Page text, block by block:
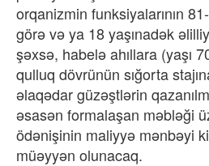
orqanizmin funksiyalarının
görə və ya 18 yaşınadək
şəxsə, habelə ahıllara (yaşı
qulluq dövrünün sığorta
əlaqədar güzəştlərin
əsasən formalaşan məbləği
ödənişinin maliyyə mənbəyi
müəyyən olunacaq.